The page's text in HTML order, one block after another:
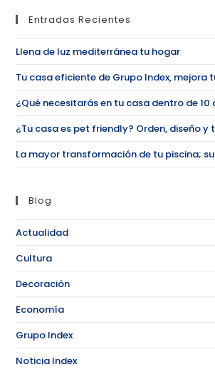
Entradas Recientes
Llena de luz mediterránea tu hogar
Tu casa eficiente de Grupo Index, mejora
¿Qué necesitarás en tu casa dentro de 10
¿Tu casa es pet friendly? Orden, diseño
La mayor transformación de tu piscina;
Blog
Actualidad
Cultura
Decoración
Economía
Grupo Index
Noticia Index